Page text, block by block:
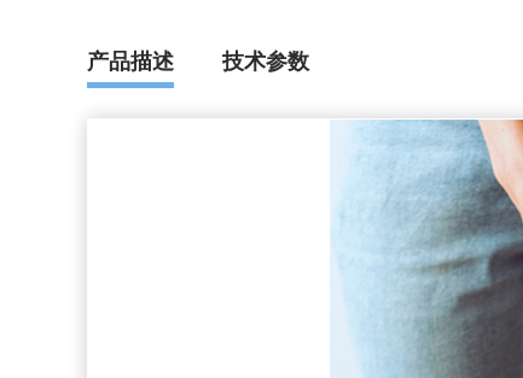
产品描述 技术参数